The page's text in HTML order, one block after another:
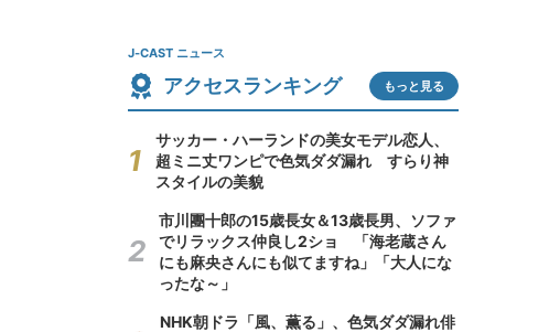
J-CAST ニュース
アクセスランキング もっと見る
サッカー・ハーランドの美女モデル恋人、
超ミニ丈ワンピで色気ダダ漏れ すらり神
スタイルの美貌
市川團十郎の15歳長女＆13歳長男、ソファ
でリラックス仲良し2ショ 「海老蔵さん
にも麻央さんにも似てますね」「大人にな
ったな～」
NHK朝ドラ「風、薫る」、色気ダダ漏れ俳